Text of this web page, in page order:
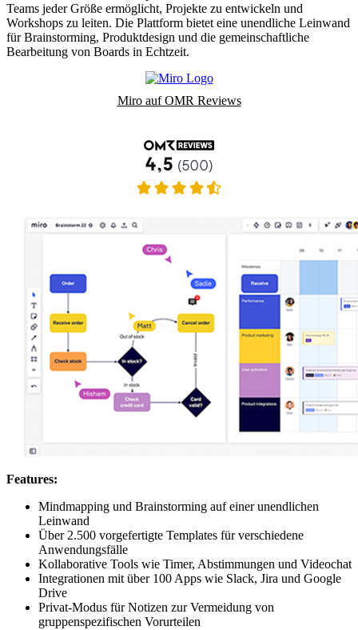
Teams jeder Größe ermöglicht, Projekte zu entwickeln und
Workshops zu leiten. Die Plattform bietet eine unendliche Leinwand
für Brainstorming, Produktdesign und die gemeinschaftliche
Bearbeitung von Boards in Echtzeit.
Miro auf OMR Reviews
Features:
Mindmapping und Brainstorming auf einer unendlichen
Leinwand
Über 2.500 vorgefertigte Templates für verschiedene
Anwendungsfälle
Kollaborative Tools wie Timer, Abstimmungen und Videochat
Integrationen mit über 100 Apps wie Slack, Jira und Google
Drive
Privat-Modus für Notizen zur Vermeidung von
gruppenspezifischen Vorurteilen